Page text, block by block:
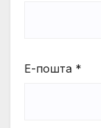
Е-пошта *